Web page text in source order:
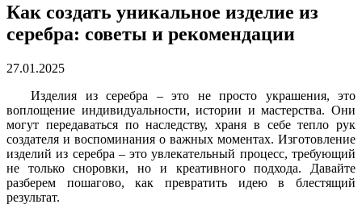
Как создать уникальное изделие из
серебра: советы и рекомендации
27.01.2025
Изделия из серебра – это не просто украшения, это
воплощение индивидуальности, истории и мастерства. Они
могут передаваться по наследству, храня в себе тепло рук
создателя и воспоминания о важных моментах. Изготовление
изделий из серебра – это увлекательный процесс, требующий
не только сноровки, но и креативного подхода. Давайте
разберем пошагово, как превратить идею в блестящий
результат.